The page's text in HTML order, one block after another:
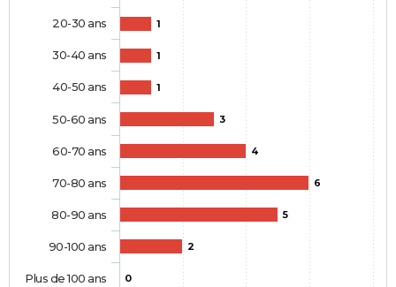
1
1
1
3
4
6
5
2
0
20-30 ans
30-40 ans
40-50 ans
50-60 ans
60-70 ans
70-80 ans
80-90 ans
90-100 ans
Plus de 100 ans